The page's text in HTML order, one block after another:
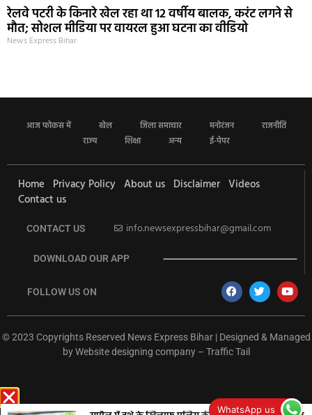
रेलवे पटरी के किनारे खेल रहा था 12 वर्षीय बालक, करंट लगने से
मौत; सोशल मीडिया पर वायरल हुआ घटना का वीडियो
News Express Bihar
आज फोकस में खेल जिला समाचार मनोरंजन
राजनीति
राज्य
शिक्षा अन्य ई-पेपर
Home Privacy Policy About us Disclaimer Videos
Contact us
CONTACT US info.newsexpressbihar@gmail.com
DOWNLOAD OUR APP
FOLLOW US ON
© 2023 Copyrights Reserved News Express Bihar | Designed & Managed
byWebsite designing company– Traffic Tail
WhatsApp us